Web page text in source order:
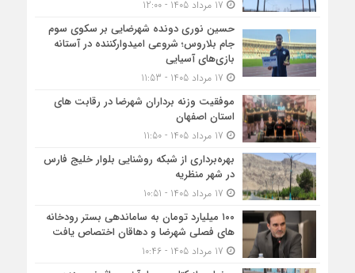
حسین نوری دونده شهرضایی بر سکوی سوم
جام بلاروس؛ شروعی امیدوارکننده در آستانه
بازی‌های آسیایی
موفقیت وزنه برداران شهرضا در رقابت های
استان اصفهان
بهره‌برداری از شبکه روشنایی بلوار خلیج فارس
در شهر منظریه
۱۰۰ میلیارد تومان به ساماندهی بستر رودخانه
های فصلی شهرضا و دهاقان اختصاص یافت